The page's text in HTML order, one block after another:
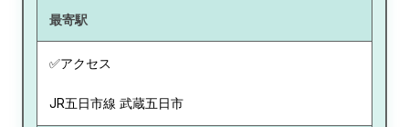
最寄駅
✅アクセス
JR五日市線 武蔵五日市